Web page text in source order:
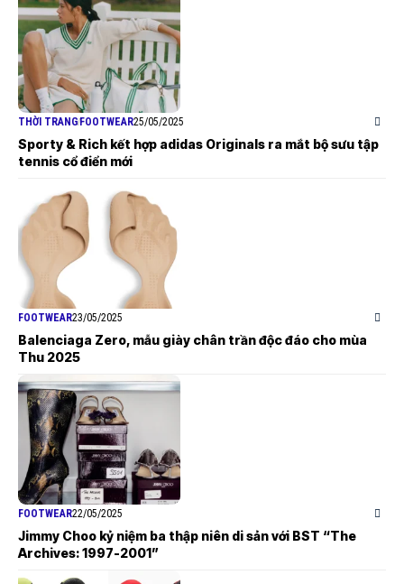
THỜI TRANGFOOTWEAR25/05/2025
Sporty & Rich kết hợp adidas Originals ra mắt bộ sưu tập
tennis cổ điển mới
FOOTWEAR23/05/2025
Balenciaga Zero, mẫu giày chân trần độc đáo cho mùa
Thu 2025
FOOTWEAR22/05/2025
Jimmy Choo kỷ niệm ba thập niên di sản với BST “The
Archives: 1997-2001”